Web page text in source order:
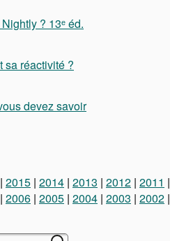
? 13ᵉ éd.
sa réactivité ?
devez savoir
2015 2014 2013 2012 2011
2006 2005 2004 2003 2002